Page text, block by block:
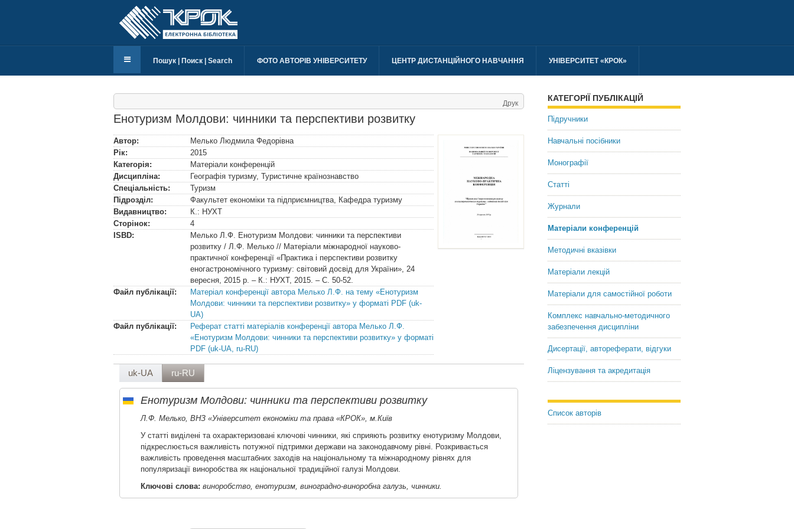
Пошук | Поиск | Search ФОТО АВТОРІВ УНІВЕРСИТЕТУ ЦЕНТР ДИСТАНЦІЙНОГО НАВЧАННЯ УНІВЕРСИТЕТ «КРОК»
Друк
Енотуризм Молдови: чинники та перспективи розвитку
Автор:
Мелько Людмила Федорівна
Рік:
2015
Категорія:
Матеріали конференцій
Дисципліна:
Географія туризму, Туристичне країнознавство
Спеціальність:
Туризм
Підрозділ:
Факультет економіки та підприємництва, Кафедра туризму
Видавництво:
К.: НУХТ
Сторінок:
4
ISBD:
Мелько Л.Ф. Енотуризм Молдови: чинники та перспективи
розвитку / Л.Ф. Мелько // Матеріали міжнародної науково-
практичної конференції «Практика і перспективи розвитку
еногастрономічного туризму: світовий досвід для України», 24
вересня, 2015 р. – К.: НУХТ, 2015. – С. 50-52.
Файл публікації:
Матеріал конференції автора Мелько Л.Ф. на тему «Енотуризм
Молдови: чинники та перспективи розвитку» у форматі PDF (uk-
UA)
Файл публікації:
Реферат статті матеріалів конференції автора Мелько Л.Ф.
«Енотуризм Молдови: чинники та перспективи розвитку» у форматі
PDF (uk-UA, ru-RU)
uk-UA ru-RU
Енотуризм Молдови: чинники та перспективи розвитку
Л.Ф. Мелько, ВНЗ «Університет економіки та права «КРОК», м.Київ
У статті виділені та охарактеризовані ключові чинники, які сприяють розвитку енотуризму Молдови,
підкреслюється важливість потужної підтримки держави на законодавчому рівні. Розкривається
важливість проведення масштабних заходів на національному та міжнародному рівнях для
популяризації виноробства як національної традиційної галузі Молдови.
Ключові слова: виноробство, енотуризм, виноградно-виноробна галузь, чинники.
Энотуризм Молдовы: факторы и перспективы
Л.Ф. Мелько, ВУЗ «Университет экономики и права« КРОК », г. Киев
КАТЕГОРІЇ ПУБЛІКАЦІЙ
Підручники
Навчальні посібники
Монографії
Статті
Журнали
Матеріали конференцій
Методичні вказівки
Матеріали лекцій
Матеріали для самостійної роботи
Комплекс навчально-методичного
забезпечення дисципліни
Дисертації, автореферати, відгуки
Ліцензування та акредитація
Список авторів